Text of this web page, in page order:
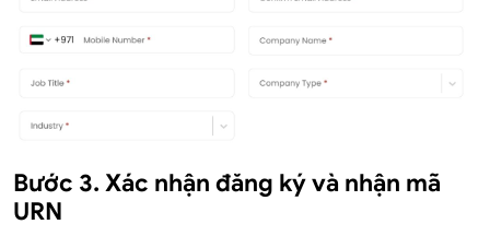
Bước 3. Xác nhận đăng ký và nhận mã
URN